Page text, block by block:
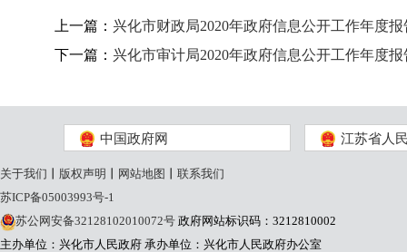
上一篇： 兴化市财政局2020年政府信息公开工作年度报
下一篇： 兴化市审计局2020年政府信息公开工作年度报
中国政府网 江苏省人
关于我们 版权声明 网站地图
联系我们
苏ICP备05003993号-1
苏公网安备32128102010072号 政府网站标识码：3212810002
主办单位：兴化市人民政府 承办单位：兴化市人民政府办公室